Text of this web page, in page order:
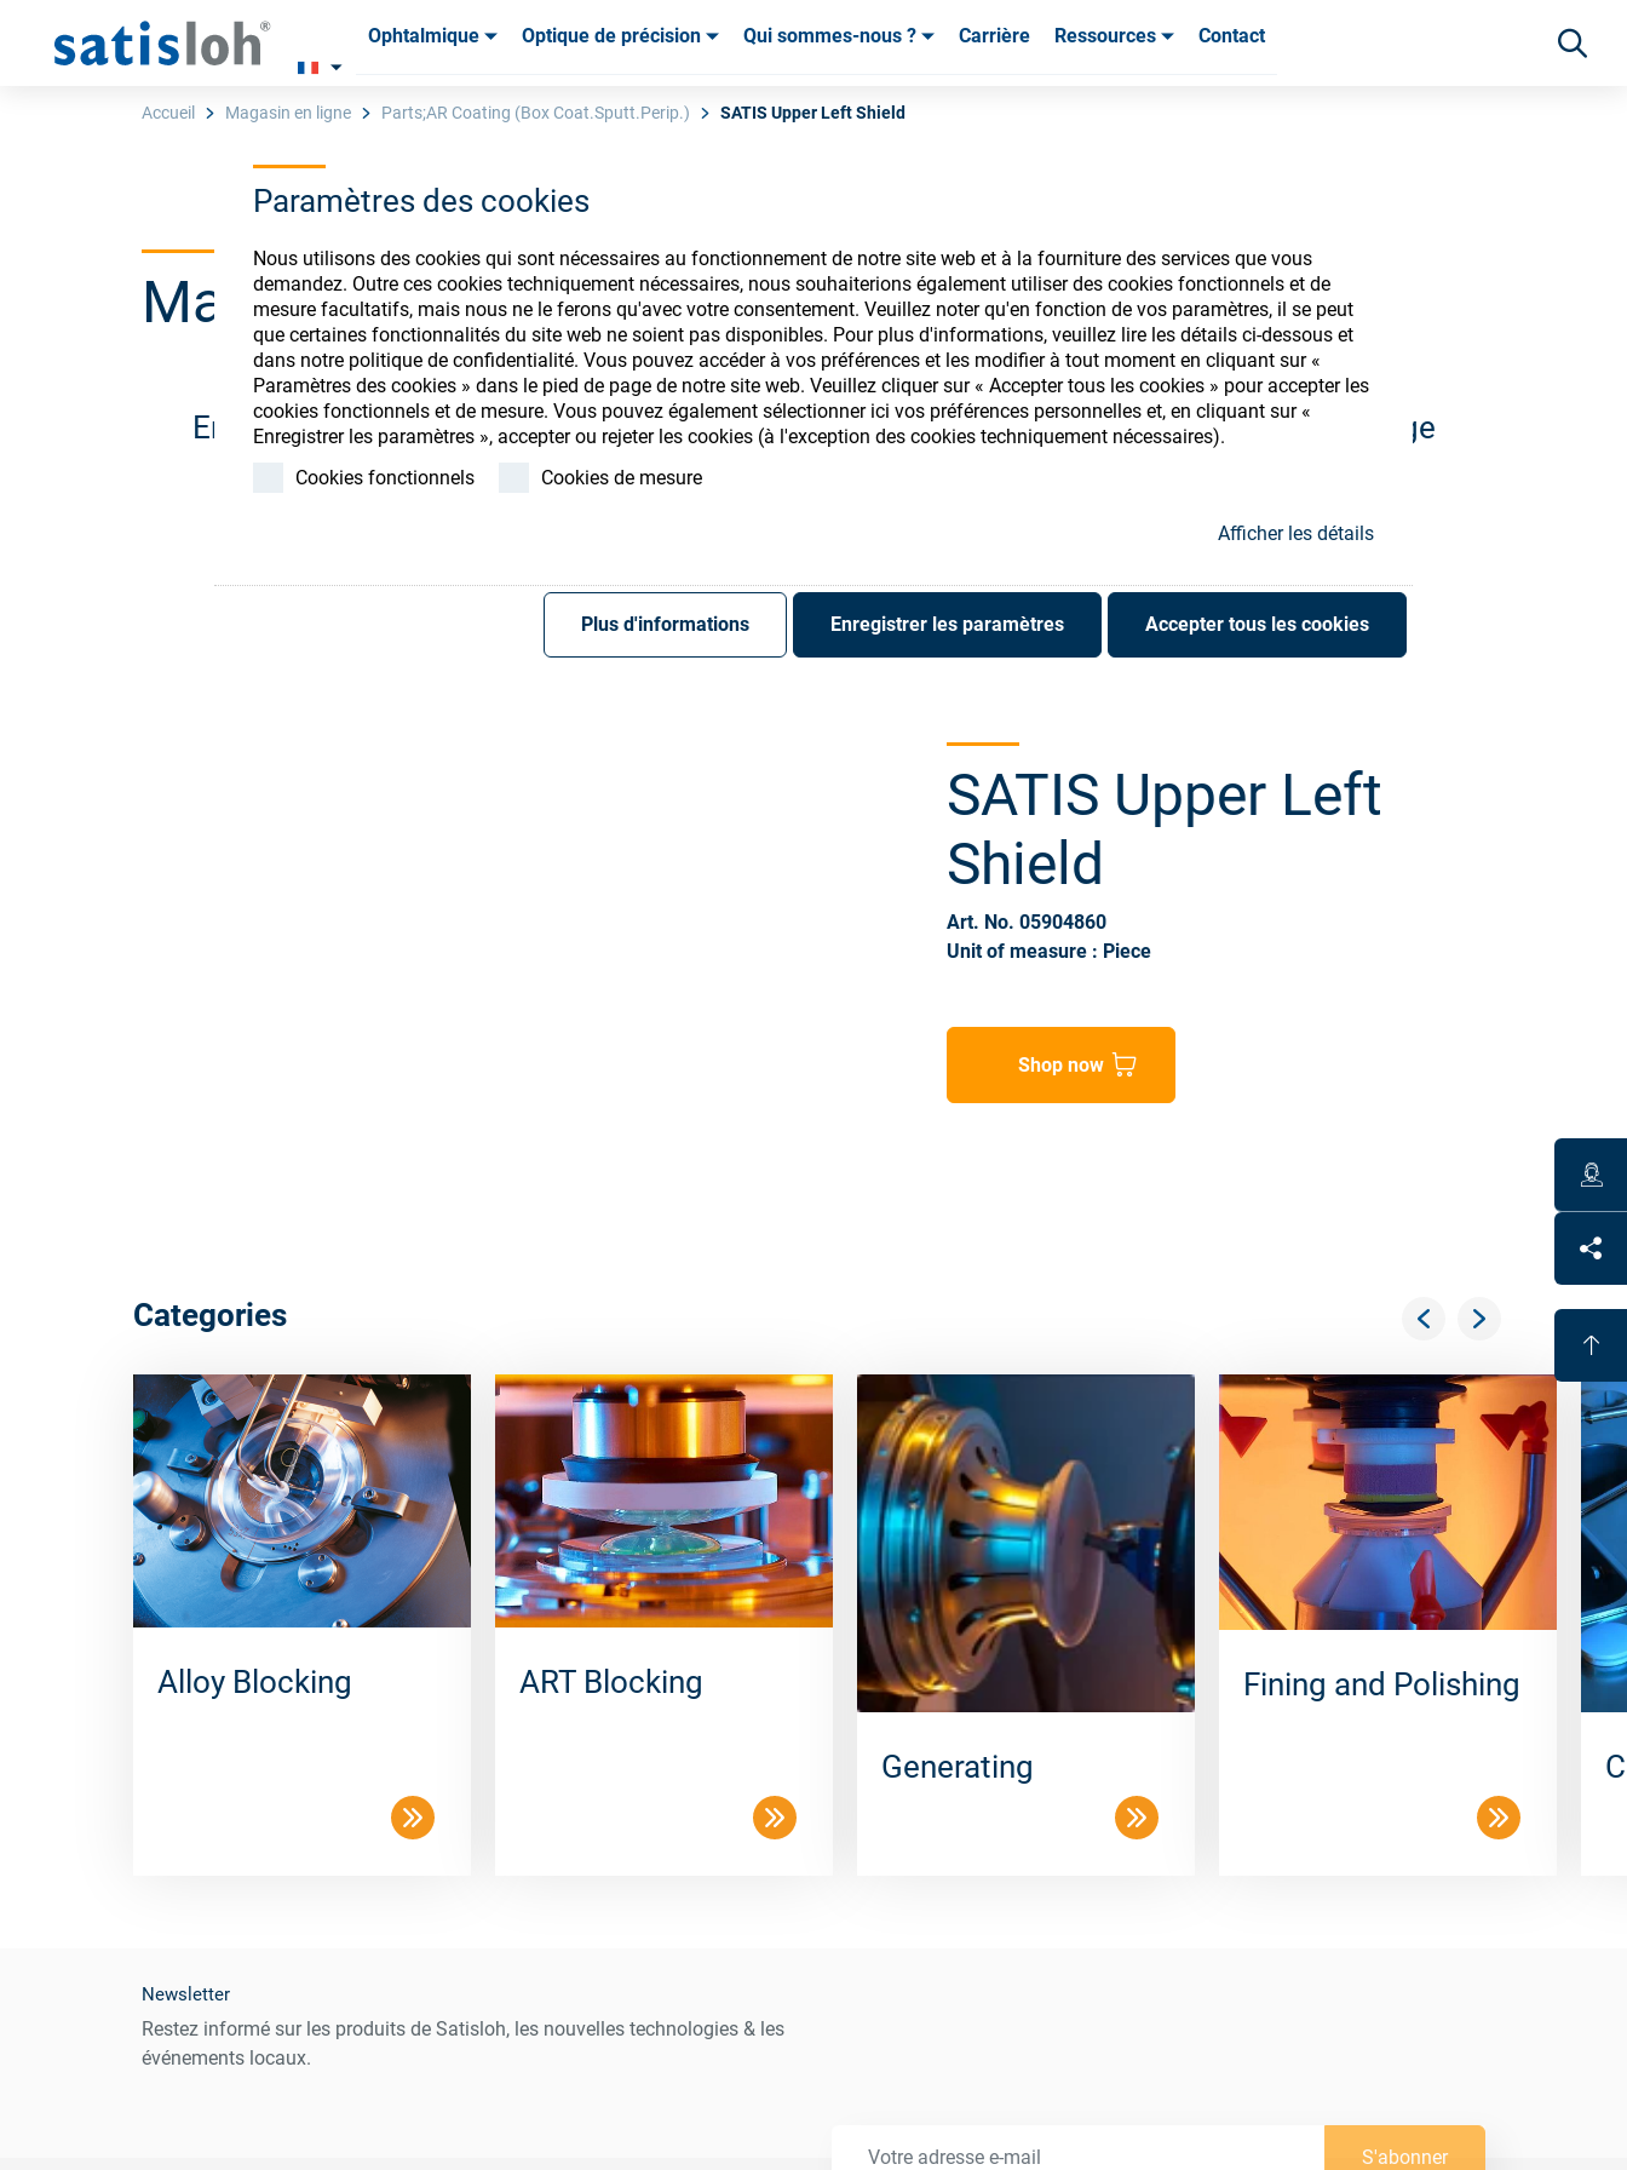
Paramètres des cookies
Nous utilisons des cookies qui sont nécessaires au fonctionnement de notre site web et à la fourniture des services que vous
demandez. Outre ces cookies techniquement nécessaires, nous souhaiterions également utiliser des cookies fonctionnels et de
mesure facultatifs, mais nous ne le ferons qu'avec votre consentement. Veuillez noter qu'en fonction de vos paramètres, il se peut
que certaines fonctionnalités du site web ne soient pas disponibles. Pour plus d'informations, veuillez lire les détails ci-dessous et
dans notre politique de confidentialité. Vous pouvez accéder à vos préférences et les modifier à tout moment en cliquant sur «
Paramètres des cookies » dans le pied de page de notre site web. Veuillez cliquer sur « Accepter tous les cookies » pour accepter les
cookies fonctionnels et de mesure. Vous pouvez également sélectionner ici vos préférences personnelles et, en cliquant sur «
Enregistrer les paramètres », accepter ou rejeter les cookies (à l'exception des cookies techniquement nécessaires).
Cookies fonctionnels
Cookies de mesure
Afficher les détails
Plus d'informations Enregistrer les paramètres Accepter tous les cookies
Ophtalmique Optique de précision Qui sommes-nous ? Carrière Ressources Contact
Ophtalmique
Accueil Magasin en ligne Parts;AR Coating (Box Coat.Sputt.Perip.) SATIS Upper Left Shield
Magasin de consommables ophtalmiques
Enregistrez-vous ou connectez-vous pour accéder à vos comptes et découvrir notre large
gamme de consommables ophtalmiques
SATIS Upper Left
Shield
Art. No. 05904860
Unit of measure : Piece
Shop now
Categories
Alloy Blocking ART Blocking
Generating
Fining and Polishing
Newsletter
Restez informé sur les produits de Satisloh, les nouvelles technologies & les
événements locaux.
S'abonner